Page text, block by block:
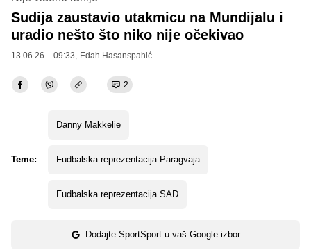
Sudija zaustavio utakmicu na Mundijalu i
uradio nešto što niko nije očekivao
13.06.26. - 09:33, Edah Hasanspahić
2
Teme:
Danny Makkelie
Fudbalska reprezentacija Paragvaja
Fudbalska reprezentacija SAD
Dodajte SportSport u vaš Google izbor